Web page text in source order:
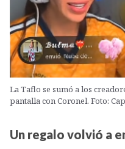
La Taflo se sumó a los
pantalla con Coronel. Foto:
Un regalo volvió a